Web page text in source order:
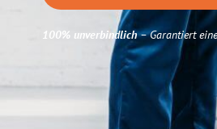
100% unverbindlich– Garantiert